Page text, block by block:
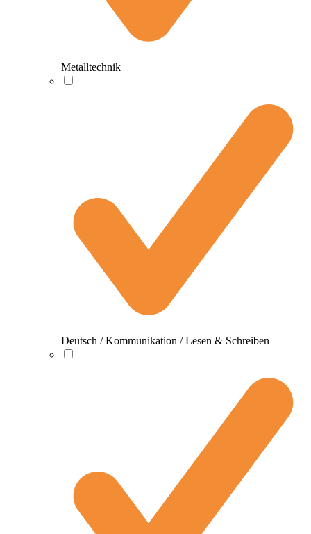
Metalltechnik
Deutsch / Kommunikation / Lesen & Schreiben